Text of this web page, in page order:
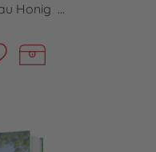
Honig ...